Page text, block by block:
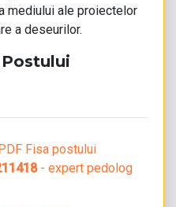
mediului ale proiectelor
a deseurilor.
Fisa postului
- expert pedolog